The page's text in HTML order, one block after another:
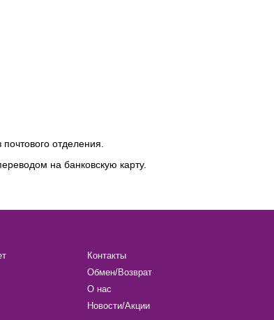
отделения.
на банковскую карту.
Контакты
Обмен/Возврат
О нас
Новости/Акции